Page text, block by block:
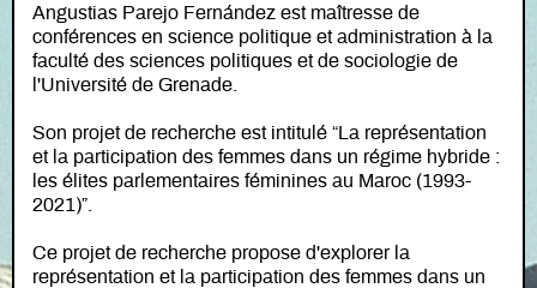
Angustias Parejo Fernández est maîtresse de
conférences en science politique et administration à la
faculté des sciences politiques et de sociologie de
l'Université de Grenade.
Son projet de recherche est intitulé “La représentation
et la participation des femmes dans un régime hybride :
les élites parlementaires féminines au Maroc (1993-
2021)”.
Ce projet de recherche propose d'explorer la
représentation et la participation des femmes dans un